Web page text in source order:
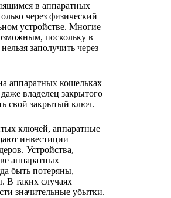
в аппаратных
через физический
устройстве. Многие
поскольку в
заполучить через
аппаратных кошельках
владелец закрытого
свой закрытый ключ.
ключей, аппаратные
инвестиции
Устройства,
аппаратных
быть потеряны,
В таких случаях
значительные убытки.